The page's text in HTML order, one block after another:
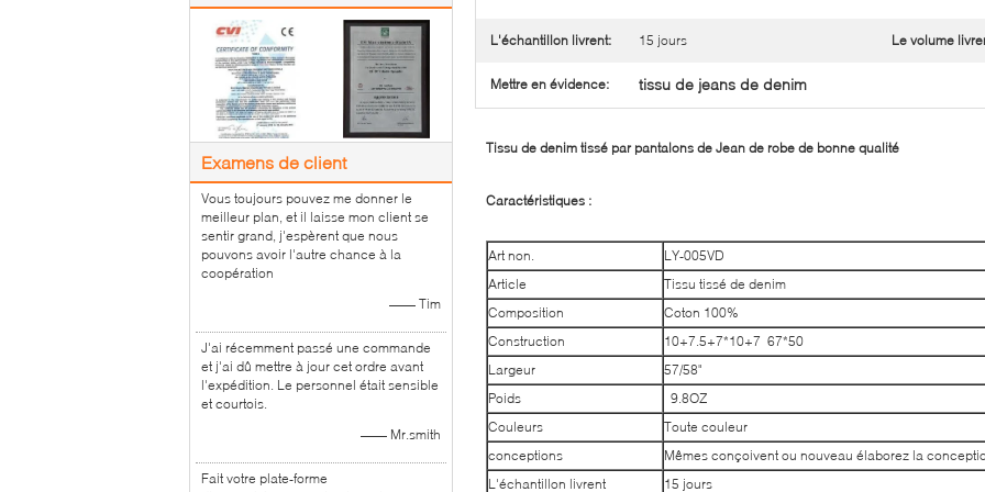
Examens de client
Vous toujours pouvez me donner le
meilleur plan, et il laisse mon client se
sentir grand, j'espèrent que nous
pouvons avoir l'autre chance à la
coopération
—— Tim
J'ai récemment passé une commande
et j'ai dû mettre à jour cet ordre avant
l'expédition. Le personnel était sensible
et courtois.
—— Mr.smith
Fait votre plate-forme
L'échantillon livrent: 15 jours Le volume
Mettre en évidence: tissu de jeans de denim
Tissu de denim tissé par pantalons de Jean de robe de bonne qualité
Caractéristiques :
Art non.
LY-005VD
Article
Tissu tissé de denim
Composition
Coton 100%
Construction
10+7.5+7*10+7 67*50
Largeur
57/58"
Poids
9.8OZ
Couleurs
Toute couleur
conceptions
Mêmes conçoivent ou nouveau élaborez la
L'échantillon livrent
15 jours